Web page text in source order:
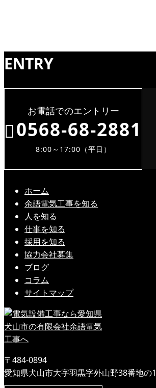
ENTRY
お電話でのエントリー
0568-68-2881
8:00～17:00（平日）
ホーム
余語電気工事を知る
人を知る
仕事を知る
採用を知る
協力会社募集
ブログ
コラム
サイトマップ
〒484-0894
愛知県犬山市大字羽黒字外山野38番地の1